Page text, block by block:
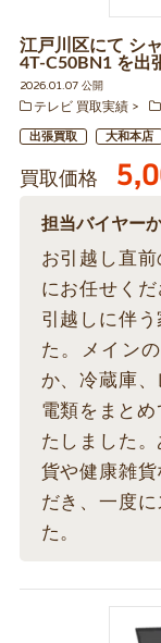
江戸川区にて シ
4T-C50BN1 を出
2026.01.07 公開
テレビ 買取実績
出張買取 大和本店
買取価格
担当バイヤー
お引越し直
にお任せく
引越しに伴
た。メイン
か、冷蔵庫
電類をまと
たしました
貨や健康雑
だき、一度
た。